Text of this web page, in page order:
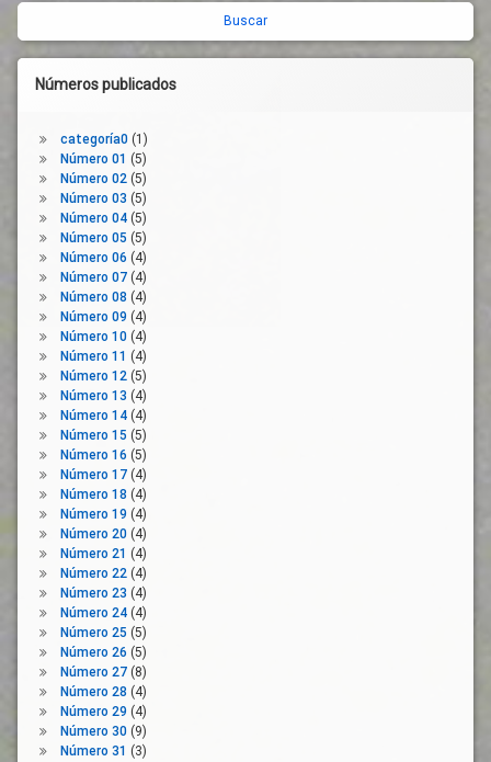
Del
Bienestar
Evaluación
Mercado
Laboral
ODS
Pacto
Verde
Europeo
Participación
Presentación
Propuestas
Publicacion
Reconstrucción
Servicios
Publicos
Sostenibilidad
Superación
Justa
Transición
Ecológica
lateral
derecha
Números publicados
categoría0(1)
Número 01 (5)
Número 02(5)
Número 03 (5)
Número 04(5)
Número 05 (5)
Número 06 (4)
Número 07(4)
Número 08 (4)
Número 09 (4)
Número 10(4)
Número 11 (4)
Número 12(5)
Número 13 (4)
Número 14(4)
Número 15 (5)
Número 16 (5)
Número 17(4)
Número 18 (4)
Número 19 (4)
Número 20(4)
Número 21 (4)
Número 22(4)
Número 23 (4)
Número 24(4)
Número 25 (5)
Número 26 (5)
Número 27(8)
Número 28 (4)
Número 29 (4)
Número 30(9)
Número 31 (3)